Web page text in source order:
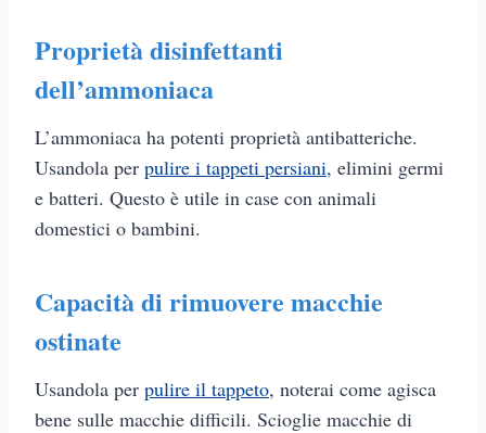
Proprietà disinfettanti
dell’ammoniaca
L’ammoniaca ha potenti proprietà antibatteriche.
Usandola per pulire i tappeti persiani, elimini germi
e batteri. Questo è utile in case con animali
domestici o bambini.
Capacità di rimuovere macchie
ostinate
Usandola per pulire il tappeto, noterai come agisca
bene sulle macchie difficili. Scioglie macchie di